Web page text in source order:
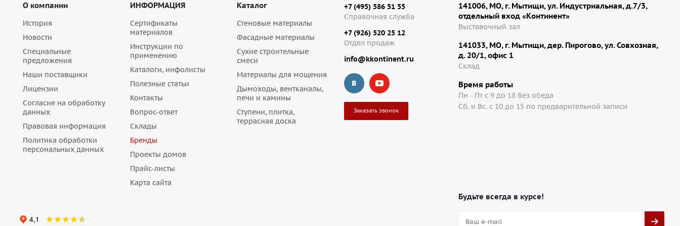
О компании
История
Новости
Специальные
предложения
Наши поставщики
Лицензии
Согласие на обработку
данных
Правовая информация
Политика обработки
персональных данных
ИНФОРМАЦИЯ
Сертификаты
материалов
Инструкции по
применению
Каталоги, инфолисты
Полезные статьи
Контакты
Вопрос-ответ
Склады
Бренды
Проекты домов
Прайс-листы
Карта сайта
Каталог
Стеновые материалы
Фасадные материалы
Сухие строительные
смеси
Материалы для мощения
Дымоходы, вентканалы,
печи и камины
Ступени, плитка,
террасная доска
+7 (495) 586 51 55
Справочная служба
+7 (926) 520 25 12
Отдел продаж
info@kkontinent.ru
Заказать звонок
141006, МО, г. Мытищи, ул. Индустриальная, д.7/3,
отдельный вход «Континент»
Выставочный зал
141033, МО, г. Мытищи, дер. Пирогово, ул. Совхозная,
д. 20/1, офис 1
Cклад
Время работы
Пн - Пт с 9 до 18 без обеда
Сб. и Вс. с 10 до 15 по предварительной записи
Будьте всегда в курсе!